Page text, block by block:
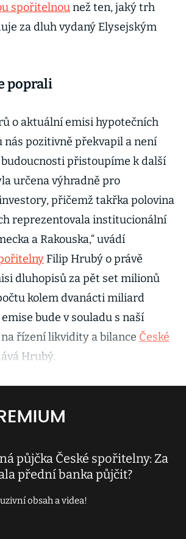
spořitelnounež ten, jaký trh
za dluh vydaný Elysejským
poprali
o aktuální emisi hypotečních
nás pozitivně překvapil a není
budoucnosti přistoupíme k další
určena výhradně pro
přičemž takřka polovina
reprezentovala institucionální
a Rakouska,“ uvádí
Filip Hrubý o právě
dluhopisů za pět set milionů
kolem dvanácti miliard
emise bude v souladu s naší
řízení likvidity a bilance České
Hrubý.
půjčka České spořitelny: Za
přední banka půjčit?
obsah a videa!